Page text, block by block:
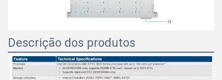
Descrição dos produtos